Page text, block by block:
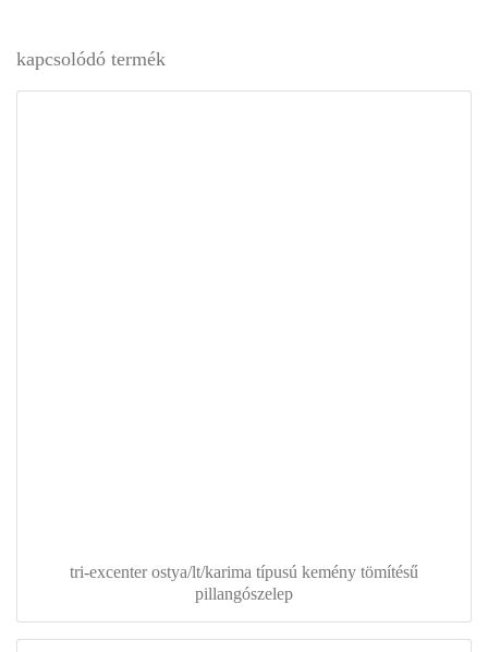
kapcsolódó termék
tri-excenter ostya/lt/karima típusú kemény tömítésű
pillangószelep